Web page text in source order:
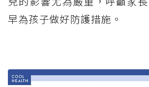
早為孩子做好防護措施。